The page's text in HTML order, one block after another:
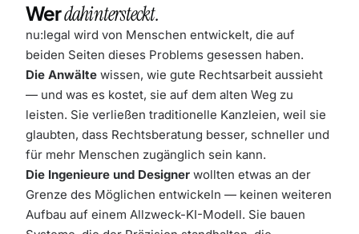
Werdahintersteckt.
nu:legal wird von Menschen entwickelt, die auf
beiden Seiten dieses Problems gesessen haben.
Die Anwälte wissen, wie gute Rechtsarbeit aussieht
— und was es kostet, sie auf dem alten Weg zu
leisten. Sie verließen traditionelle Kanzleien, weil sie
glaubten, dass Rechtsberatung besser, schneller und
für mehr Menschen zugänglich sein kann.
Die Ingenieure und Designer wollten etwas an der
Grenze des Möglichen entwickeln — keinen weiteren
Aufbau auf einem Allzweck-KI-Modell. Sie bauen